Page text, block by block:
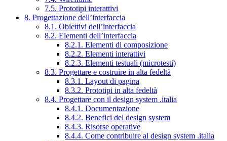
7.5. Prototipi interattivi
8. Progettazione dell’interfaccia
8.1. Obiettivi dell’interfaccia
8.2. Elementi dell’interfaccia
8.2.1. Elementi di composizione
8.2.2. Elementi interattivi
8.2.3. Elementi testuali (microtesti)
8.3. Progettare e costruire in alta fedeltà
8.3.1. Layout di pagina
8.3.2. Prototipi in alta fedeltà
8.4. Progettare con il design system .italia
8.4.1. Documentazione
8.4.2. Benefici del design system
8.4.3. Risorse operative
8.4.4. Come contribuire al design system .italia